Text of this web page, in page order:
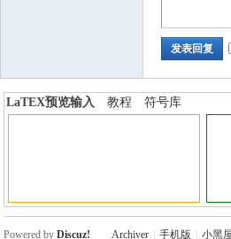
发表回复
LaTEX预览输入 教程
符号库
Archiver 手机版 小黑
Powered byDiscuz!